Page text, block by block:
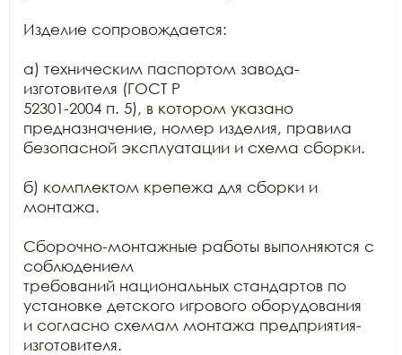
Изделие сопровождается:
а) техническим паспортом завода-
изготовителя (ГОСТ Р
52301-2004 п. 5), в котором указано
предназначение, номер изделия, правила
безопасной эксплуатации и схема сборки.
б) комплектом крепежа для сборки и
монтажа.
Сборочно-монтажные работы выполняются с
соблюдением
требований национальных стандартов по
установке детского игрового оборудования
и согласно схемам монтажа предприятия-
изготовителя.